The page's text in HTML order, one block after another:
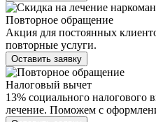
Повторное обращение
Акция для постоянных
повторные услуги.
Оставить заявку
Налоговый вычет
13% социального налогового
лечение. Поможем с